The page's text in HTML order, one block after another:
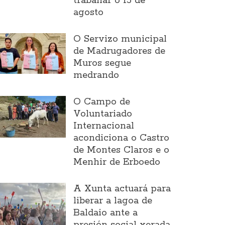
agosto
O Servizo municipal
de Madrugadores de
Muros segue
medrando
O Campo de
Voluntariado
Internacional
acondiciona o Castro
de Montes Claros e o
Menhir de Erboedo
A Xunta actuará para
liberar a lagoa de
Baldaio ante a